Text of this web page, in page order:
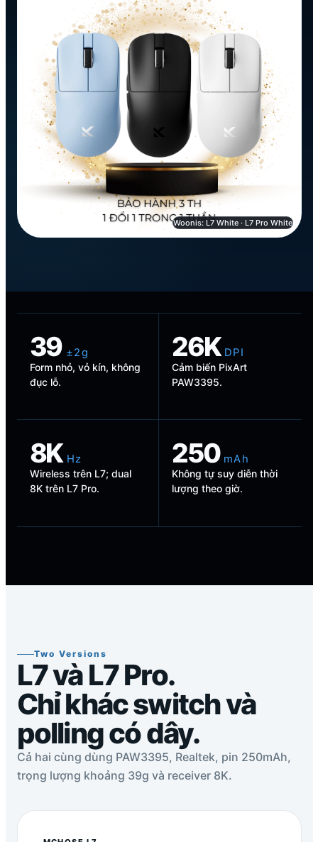
Woonis: L7 White · L7 Pro White
39 ± 2 g
Form nhỏ, vỏ kín, không
đục lỗ.
26K D P I
Cảm biến PixArt
PAW3395.
8K H z
Wireless trên L7; dual
8K trên L7 Pro.
250 m A h
Không tự suy diễn thời
lượng theo giờ.
Two Versions
L7 và L7 Pro.
Chỉ khác switch và
polling có dây.
Cả hai cùng dùng PAW3395, Realtek, pin 250mAh,
trọng lượng khoảng 39g và receiver 8K.